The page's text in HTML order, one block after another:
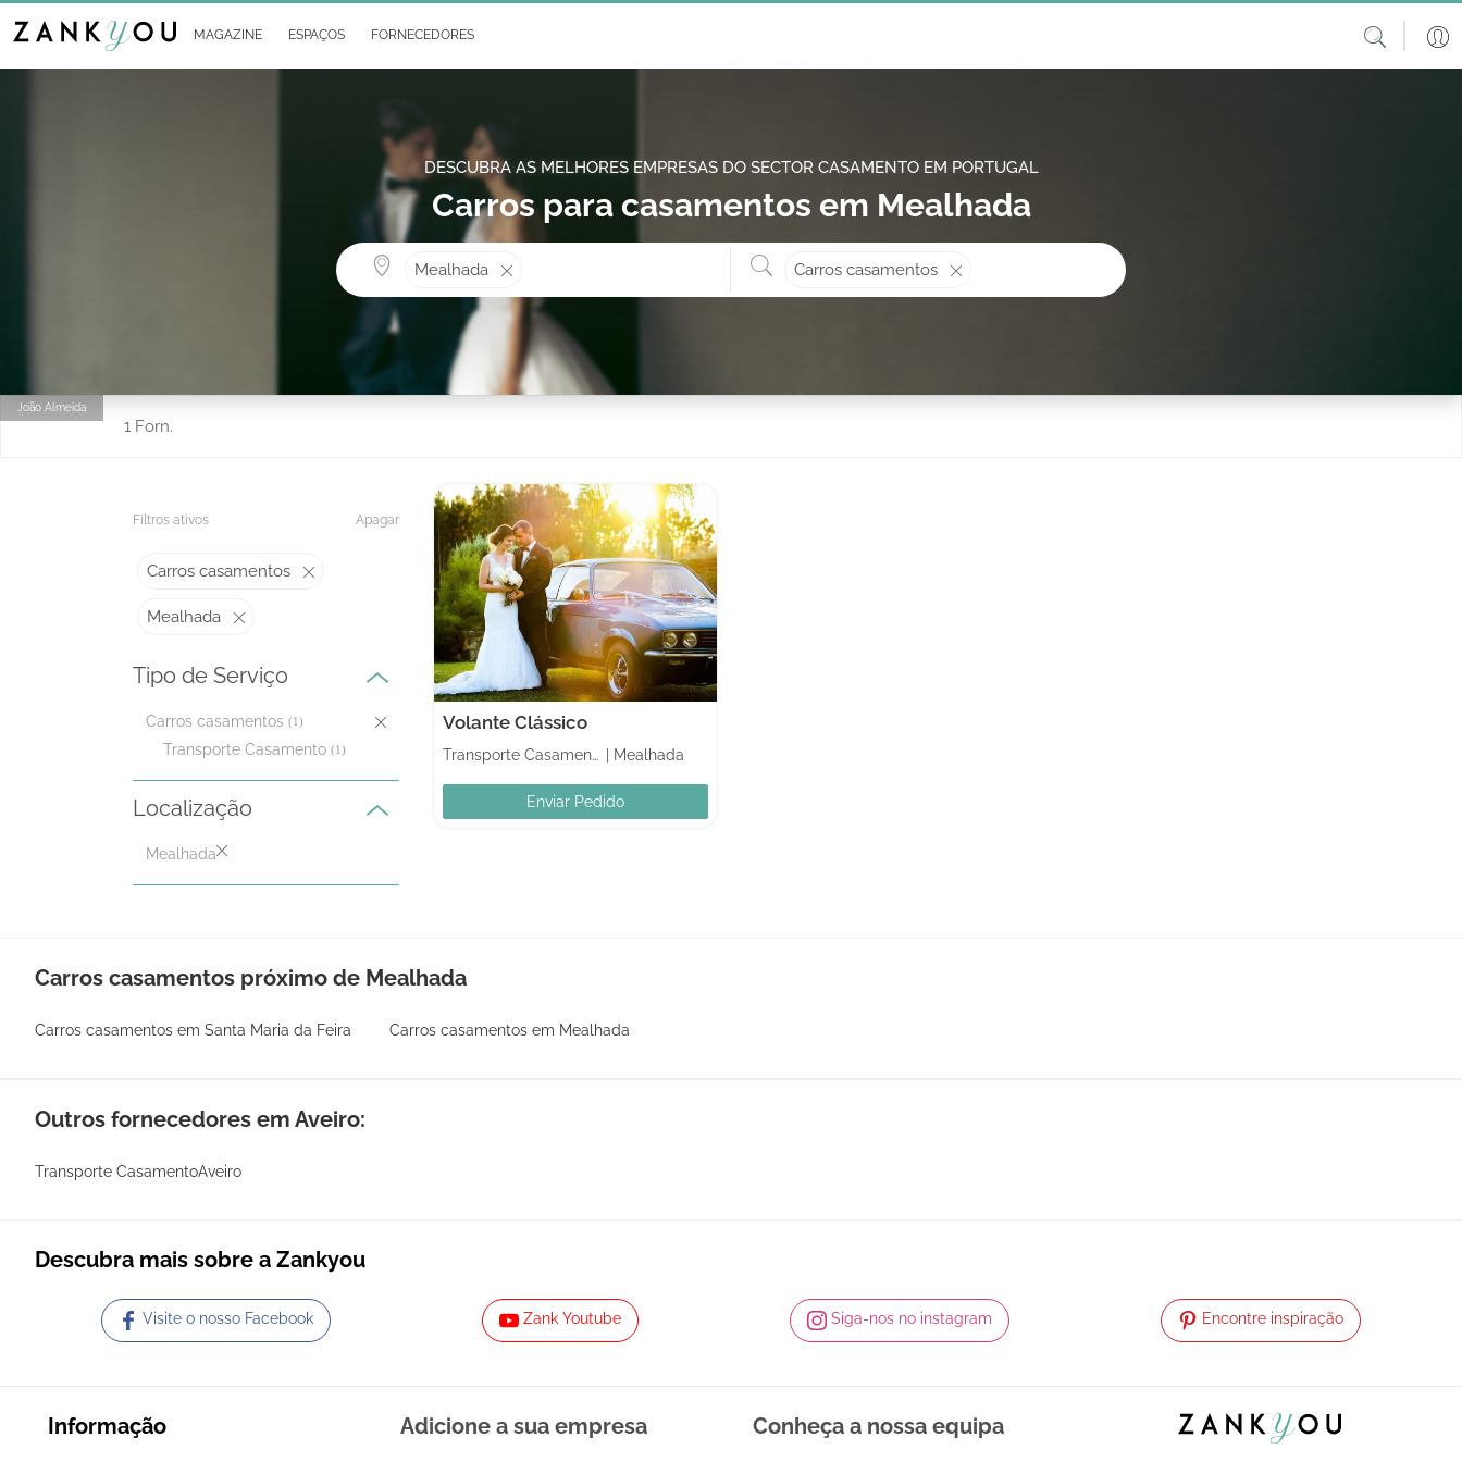
MAGAZINE ESPAÇOS FORNECEDORES
DESCUBRA AS MELHORES EMPRESAS DO SECTOR CASAMENTO EM PORTUGAL
Carros para casamentos em Mealhada
Mealhada Carros casamentos
João Almeida
1 Forn.
Filtros ativos Apagar
Carros casamentos
Mealhada
Tipo de Serviço
Carros casamentos (1)
Transporte Casamento (1)
Localização
Mealhada
Volante Clássico
Transporte Casamento Mealhada
Enviar Pedido
Carros casamentos próximo de Mealhada
Carros casamentos em Santa Maria da Feira Carros casamentos em Mealhada
Outros fornecedores em Aveiro:
Transporte CasamentoAveiro
Descubra mais sobre a Zankyou
Visite o nosso Facebook Zank Youtube Siga-nos no instagram Encontre inspiração
Informação Adicione a sua empresa Conheça a nossa equipa